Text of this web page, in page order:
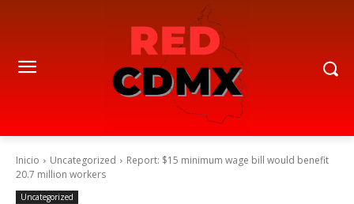
Inicio Uncategorized
Report: $15 minimum wage bill would benefit
20.7 million workers
Uncategorized